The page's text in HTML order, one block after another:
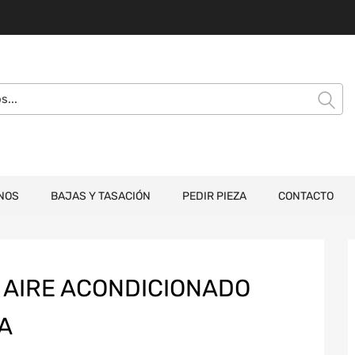
BAJAS Y TASACIÓN PEDIR PIEZA CONTACTO
ACONDICIONADO